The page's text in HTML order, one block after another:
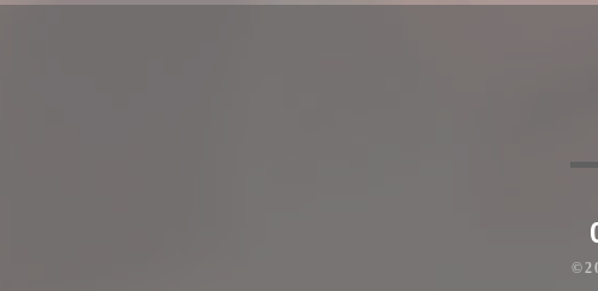
Nord Artois : couvreur pas cher à Belloy
Votre toiture ne tient plus ses promesses et ne vous
n’attendez pas avant de réparer votre toit puisque si les